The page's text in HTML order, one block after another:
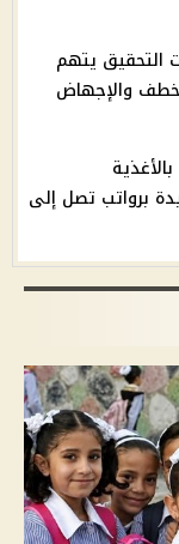
التحقيق يتهم
والإجهاض
وظائف بالأغذية
برواتب تصل إلى